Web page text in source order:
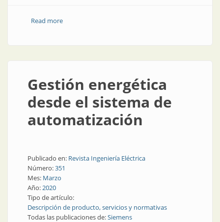
Read moreabout Iskraemeco: líder en la transformación digital
Gestión energética
desde el sistema de
automatización
Publicado en: Revista Ingeniería Eléctrica
Número:351
Mes: Marzo
Año:2020
Tipo de artículo:
Descripción de producto, servicios y normativas
Todas las publicaciones de:Siemens